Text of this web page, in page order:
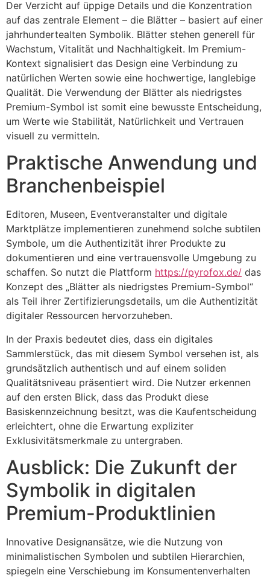
Der Verzicht auf üppige Details und die Konzentration
auf das zentrale Element – die Blätter – basiert auf einer
jahrhundertealten Symbolik. Blätter stehen generell für
Wachstum, Vitalität und Nachhaltigkeit. Im Premium-
Kontext signalisiert das Design eine Verbindung zu
natürlichen Werten sowie eine hochwertige, langlebige
Qualität. Die Verwendung der Blätter als niedrigstes
Premium-Symbol ist somit eine bewusste Entscheidung,
um Werte wie Stabilität, Natürlichkeit und Vertrauen
visuell zu vermitteln.
Praktische Anwendung und
Branchenbeispiel
Editoren, Museen, Eventveranstalter und digitale
Marktplätze implementieren zunehmend solche subtilen
Symbole, um die Authentizität ihrer Produkte zu
dokumentieren und eine vertrauensvolle Umgebung zu
schaffen. So nutzt die Plattform https://pyrofox.de/ das
Konzept des „Blätter als niedrigstes Premium-Symbol“
als Teil ihrer Zertifizierungsdetails, um die Authentizität
digitaler Ressourcen hervorzuheben.
In der Praxis bedeutet dies, dass ein digitales
Sammlerstück, das mit diesem Symbol versehen ist, als
grundsätzlich authentisch und auf einem soliden
Qualitätsniveau präsentiert wird. Die Nutzer erkennen
auf den ersten Blick, dass das Produkt diese
Basiskennzeichnung besitzt, was die Kaufentscheidung
erleichtert, ohne die Erwartung expliziter
Exklusivitätsmerkmale zu untergraben.
Ausblick: Die Zukunft der
Symbolik in digitalen
Premium-Produktlinien
Innovative Designansätze, wie die Nutzung von
minimalistischen Symbolen und subtilen Hierarchien,
spiegeln eine Verschiebung im Konsumentenverhalten